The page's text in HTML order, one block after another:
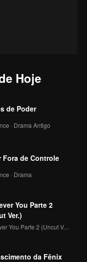
Hoje
de Poder
· Drama Antigo
Fora de Controle
· Drama
You Parte 2
Ver.)
Fourever You Parte 2 (Uncut Ver.)
da Fênix